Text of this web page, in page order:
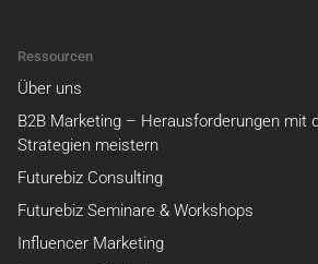
Ressourcen
Über uns
B2B Marketing – Herausforderungen mit
Strategien meistern
Futurebiz Consulting
Futurebiz Seminare & Workshops
Influencer Marketing